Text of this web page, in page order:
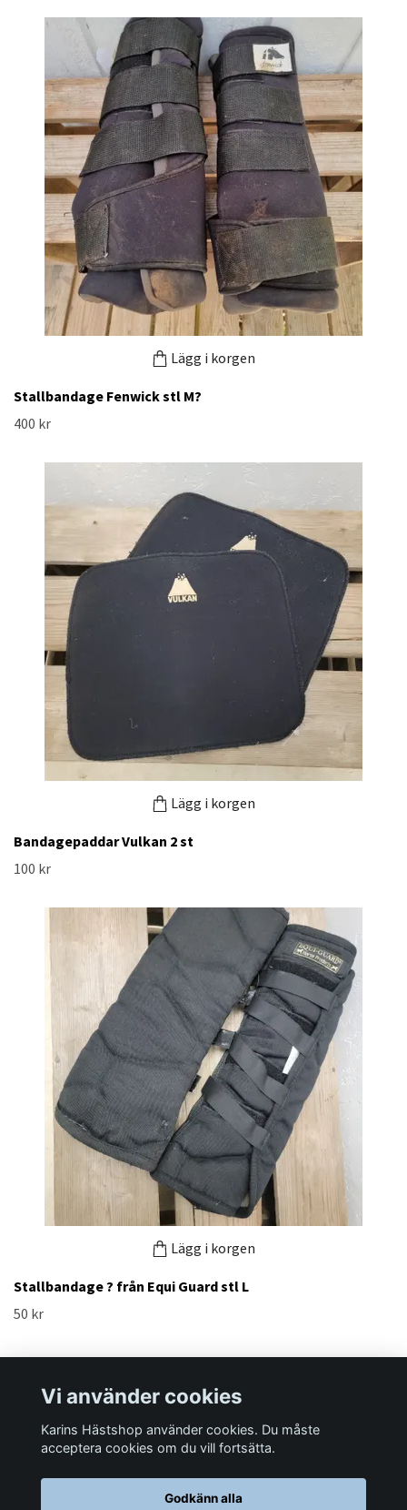
Lägg i korgen
Stallbandage Fenwick stl M?
400 kr
Lägg i korgen
Bandagepaddar Vulkan 2 st
100 kr
Lägg i korgen
Stallbandage ? från Equi Guard stl L
50 kr
Läs mer
Vi använder cookies
Karins Hästshop använder cookies. Du måste
acceptera cookies om du vill fortsätta.
Godkänn alla